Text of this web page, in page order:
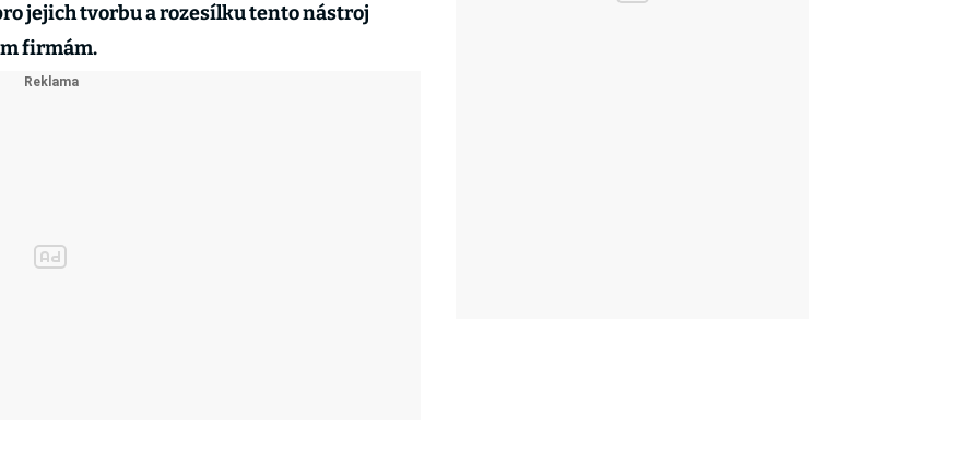
jejich tvorbu a rozesílku tento nástroj
firmám.